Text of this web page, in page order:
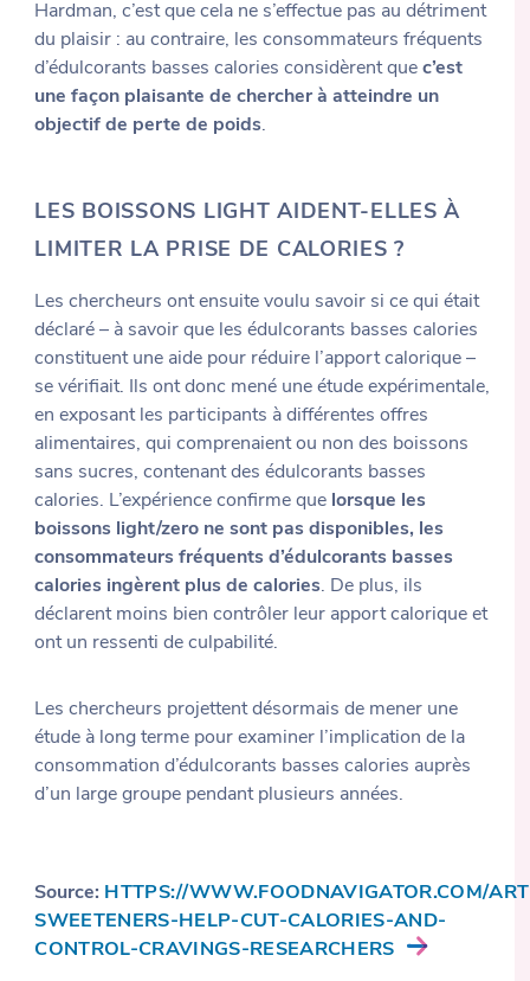
Hardman, c’est que cela ne s’effectue pas au détriment
du plaisir : au contraire, les consommateurs fréquents
d’édulcorants basses calories considèrent quec’est
une façon plaisante de chercher à atteindre un
objectif de perte de poids.
LES BOISSONS LIGHT AIDENT-ELLES À
LIMITER LA PRISE DE CALORIES ?
Les chercheurs ont ensuite voulu savoir si ce qui était
déclaré – à savoir que les édulcorants basses calories
constituent une aide pour réduire l’apport calorique –
se vérifiait. Ils ont donc mené une étude expérimentale,
en exposant les participants à différentes offres
alimentaires, qui comprenaient ou non des boissons
sans sucres, contenant des édulcorants basses
calories. L’expérience confirme que lorsque les
boissons light/zero ne sont pas disponibles, les
consommateurs fréquents d’édulcorants basses
calories ingèrent plus de calories. De plus, ils
déclarent moins bien contrôler leur apport calorique et
ont un ressenti de culpabilité.
Les chercheurs projettent désormais de mener une
étude à long terme pour examiner l’implication de la
consommation d’édulcorants basses calories auprès
d’un large groupe pendant plusieurs années.
Source: HTTPS://WWW.FOODNAVIGATOR.COM/
SWEETENERS-HELP-CUT-CALORIES-AND-
CONTROL-CRAVINGS-RESEARCHERS